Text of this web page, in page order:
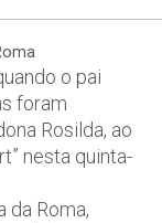
o pai
foram
Rosilda, ao
nesta quinta-
da Roma,